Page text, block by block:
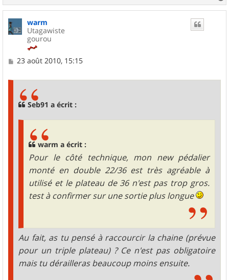
a
warm
Utagawiste
gourou
M
23 août 2010, 15:15
Seb91 a écrit :
warm a écrit :
Pour le côté technique, mon new pédalier
monté en double 22/36 est très agréable à
utilisé et le plateau de 36 n'est pas trop gros.
test à confirmer sur une sortie plus longue
Au fait, as tu pensé à raccourcir la chaine (prévue
pour un triple plateau) ? Ce n'est pas obligatoire
mais tu dérailleras beaucoup moins ensuite.